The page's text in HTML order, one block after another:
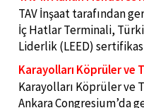
TAV İnşaat tarafından
İç Hatlar Terminali,
Liderlik (LEED)
Karayolları Köprüler ve
Karayolları Köprüler ve
Ankara Congresium’da